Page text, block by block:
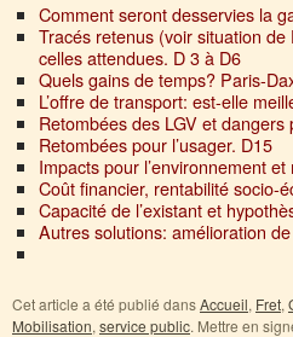
Comment seront desservies la
Tracés retenus (voir situation
celles attendues. D 3 à D6
Quels gains de temps? Paris-
L’offre de transport: est-elle
Retombées des LGV et
Retombées pour l’usager. D15
Impacts pour l’environnement
Coût financier, rentabilité socio-
Capacité de l’existant et
Autres solutions: amélioration de
Cet article a été publié dansAccueil, Fret,
Mobilisation, service public. Mettre en